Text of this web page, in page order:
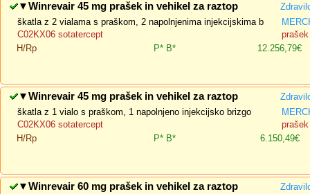
▼Winrevair 45 mg prašek in vehikel za raztop
škatla z 2 vialama s praškom, 2 napolnjenima injekcijskima b
C02KX06 sotatercept
H/Rp
P* B* 12.256,79€
▼Winrevair 45 mg prašek in vehikel za raztop
škatla z 1 vialo s praškom, 1 napolnjeno injekcijsko brizgo
C02KX06 sotatercept
H/Rp
P* B* 6.150,49€
▼Winrevair 60 mg prašek in vehikel za raztop